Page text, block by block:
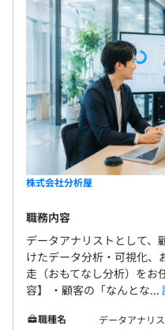
ます。
単なるエンジニアという
き続けられる環境が、こ
※東京都情報サービス産
無期雇用
6カ月（条件などの変更
なく、話し合いの場を
しています。すべてを
に前向きに取り組んで
ウンだけではなく、社
るボトムアップをとも
つくり上げる「サンド
ことも特徴です。 ◆総合職と技術職のキャリアパス
キャリアパスは技術、
バランスなどの社員が
めのコースを用意して
動を評価しております
働きやすい職場づくり
でいます。
株式会社分析屋
職務内容
データアナリストとして、
けたデータ分析・可視化、
走（おもてなし分析）をお
容】 ・顧客の「なんとな...
職種名 データアナリ